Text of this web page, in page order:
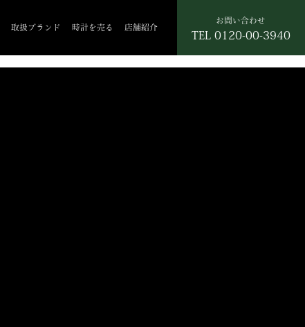
取扱ブランド 時計を売る 店舗紹介
お問い合わせ
TEL 0120-00-3940